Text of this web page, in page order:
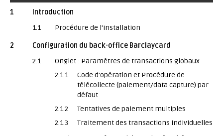
1
Introduction
1.1
Procédure de l'installation
2
Configuration du back-office Barclaycard
2.1
Onglet : Paramètres de transactions globaux
2.1.1
Code d'opération et Procédure de
télécollecte (paiement/data capture) par
défaut
2.1.2
Tentatives de paiement multiples
2.1.3
Traitement des transactions individuelles